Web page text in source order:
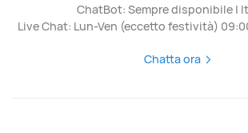
ChatBot: Sempre disponibile |
Live Chat: Lun-Ven (eccetto festività)
Chatta ora